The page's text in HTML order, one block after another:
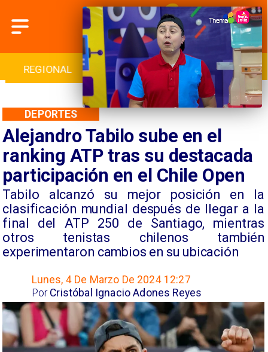
INTERNACIONAL DEPORTES CULTURA
Alejandro Tabilo sube en el
ranking ATP tras su destacada
participación en el Chile Open
​Tabilo alcanzó su mejor posición en la
clasificación mundial después de llegar a la
final del ATP 250 de Santiago, mientras
otros tenistas chilenos también
experimentaron cambios en su ubicación
DEPORTES
Lunes, 4 De Marzo De 2024 12:27
Cristóbal Ignacio Adones Reyes
Por